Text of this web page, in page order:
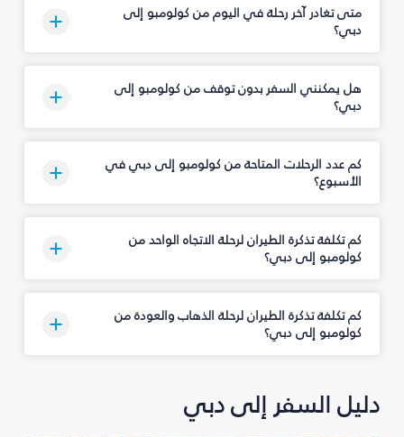
متى تغادر آخر رحلة في اليوم من كولومبو إلى
دبي؟
هل يمكنني السفر بدون توقف من كولومبو إلى
دبي؟
كم عدد الرحلات المتاحة من كولومبو إلى دبي في
الأسبوع؟
كم تكلفة تذكرة الطيران لرحلة الاتجاه الواحد من
كولومبو إلى دبي؟
كم تكلفة تذكرة الطيران لرحلة الذهاب والعودة من
كولومبو إلى دبي؟
دليل السفر إلى دبي